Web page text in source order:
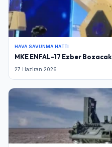
HAVA SAVUNMA HATTI
MKE ENFAL-17 Ezber Bozacak
27 Haziran 2026